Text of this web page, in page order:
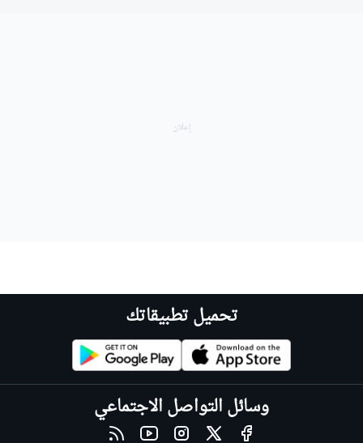
تحميل تطبيقاتك
وسائل التواصل الاجتماعي